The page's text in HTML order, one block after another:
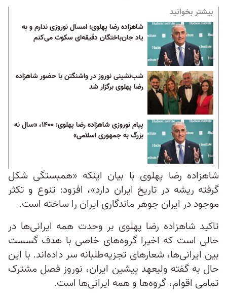
بیشتر بخوانید
شاهزاده رضا پهلوی: امسال نوروزی ندارم و به
یاد جان‌باختگان دقیقه‌ای سکوت می‌کنم
شب‌نشینی نوروز در واشنگتن با حضور شاهزاده
رضا پهلوی برگزار شد
پیام نوروزی شاهزاده رضا پهلوی:‌ ۱۴۰۰، «سال نه
بزرگ به جمهوری اسلامی»
شاهزاده رضا پهلوی با بیان اینکه «همبستگی شکل
گرفته ریشه در تاریخ ایران دارد»، افزود: تنوع و تکثر
موجود در ایران جوهر ماندگاری ایران را ساخته است.
تاکید شاهزاده رضا پهلوی بر وحدت همه ایرانی‌ها در
حالی است که اخیرا گروه‌های خاصی با هدف گسست
بین ایرانی‌ها، شعارهای تجزیه‌طلبانه سر داده‌اند. با این
حال به گفته ولیعهد پیشین ایران، نوروز فصل مشترک
تمامی اقوام، گروه‌ها و همه ایرانی‌ها است.